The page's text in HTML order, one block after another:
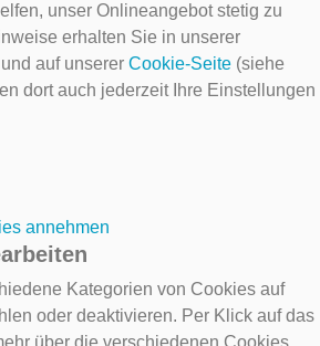
unser Onlineangebot stetig zu
erhalten Sie in unserer
und auf unserer Cookie-Seite (siehe
dort auch jederzeit Ihre Einstellungen
annehmen
Kategorien von Cookies auf
oder deaktivieren. Per Klick auf das